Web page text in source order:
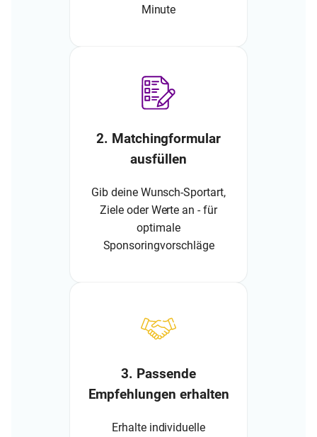
Minute
2. Matchingformular
ausfüllen
Gib deine Wunsch-Sportart,
Ziele oder Werte an - für
optimale
Sponsoringvorschläge
3. Passende
Empfehlungen erhalten
Erhalte individuelle